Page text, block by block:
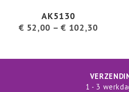
AK5130
€ 52,00 – € 102,30
1 - 3